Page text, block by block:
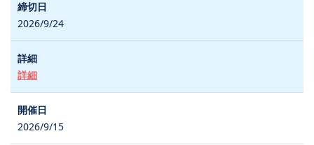
2026/9/24
詳細
2026/9/15